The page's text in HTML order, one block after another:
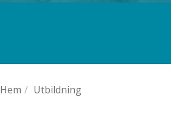
Hem / Utbildning